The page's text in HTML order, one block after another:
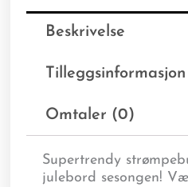
Beskrivelse
Tilleggsinformasjon
Omtaler (0)
Supertrendy
julebord sesongen!